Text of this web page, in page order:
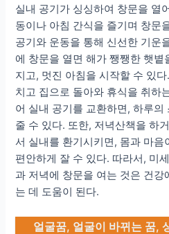
실내 공기가 싱싱하여 창문을 열
동이나 아침 간식을 즐기며 창문
공기와 운동을 통해 신선한 기운
에 창문을 열면 해가 쨍쨍한 햇
지고, 멋진 아침을 시작할 수 있
치고 집으로 돌아와 휴식을 취하
어 실내 공기를 교환하면, 하루의
줄 수 있다. 또한, 저녁산책을 하
서 실내를 환기시키면, 몸과 마음
편안하게 잘 수 있다. 따라서, 미
과 저녁에 창문을 여는 것은 건
는 데 도움이 된다.
얼굴꿈, 얼굴이 바뀌는 꿈,